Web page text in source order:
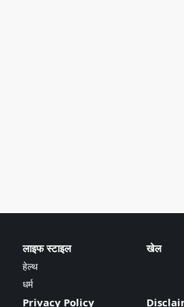
लाइफ स्टाइल
हेल्थ
धर्म
खेल
Privacy Policy